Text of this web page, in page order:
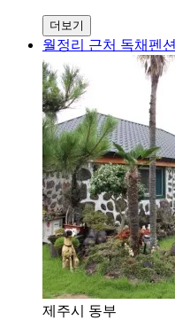
더보기
월정리 근처 독채펜션
제주시 동부